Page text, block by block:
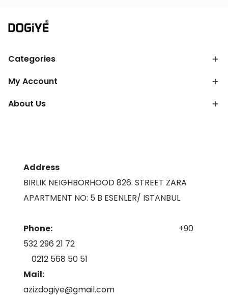
Categories
My Account
About Us
Address
BIRLIK NEIGHBORHOOD 826. STREET ZARA
APARTMENT NO: 5 B ESENLER/ ISTANBUL
Phone: +90
532 296 21 72
0212 568 50 51
Mail:
azizdogiye@gmail.com